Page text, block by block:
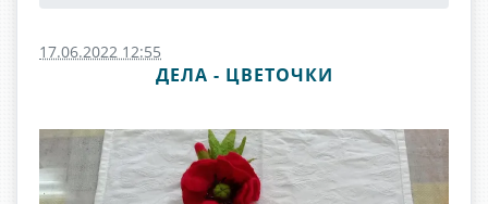
17.06.2022 12:55
ДЕЛА - ЦВЕТОЧКИ